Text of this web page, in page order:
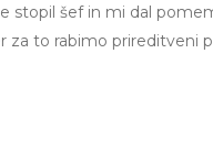
stopil šef in mi dal
to rabimo prireditveni